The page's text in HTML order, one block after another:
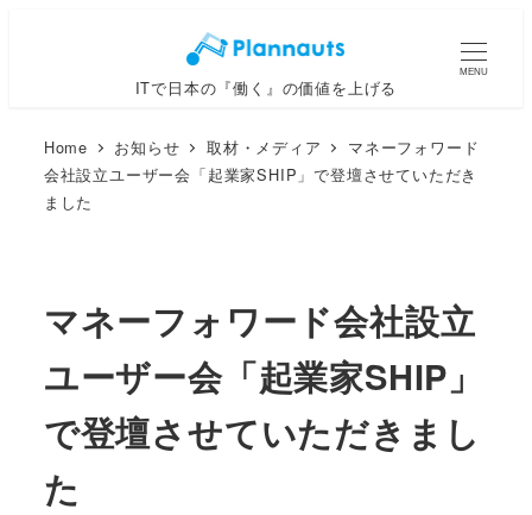
ITで日本の『働く』の価値を上げる
MENU
Home お知らせ 取材・メディア
マネーフォワード
会社設立ユーザー会「起業家SHIP」で登壇させていただき
ました
マネーフォワード会社設立
ユーザー会「起業家SHIP」
で登壇させていただきまし
た